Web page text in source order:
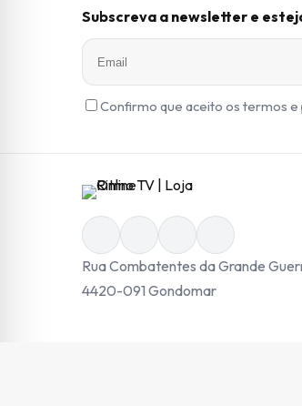
Subscreva a newsletter e
Confirmo que aceito os termos e
Rua Combatentes da Grande
4420-091 Gondomar